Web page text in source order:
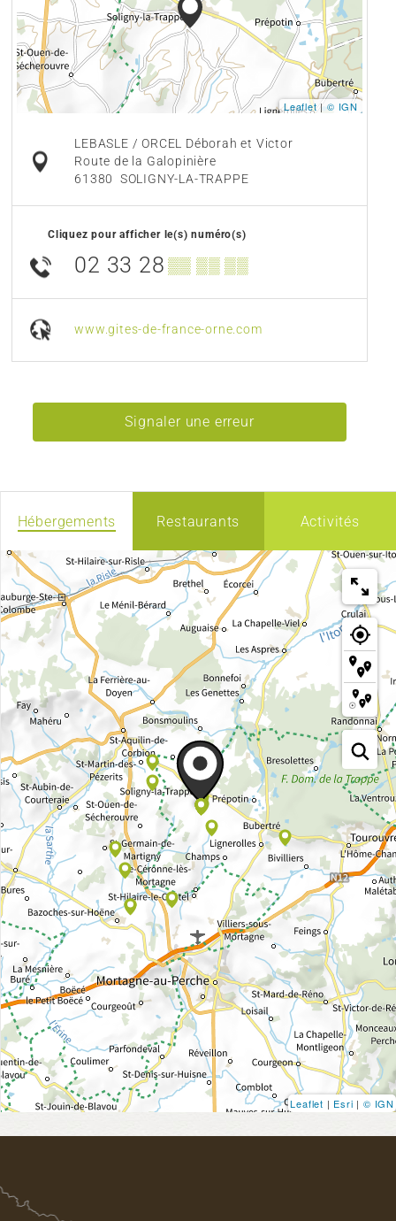
Leaflet | © IGN
LEBASLE / ORCEL Déborah et Victor
Route de la Galopinière
61380 SOLIGNY-LA-TRAPPE
Cliquez pour afficher le(s) numéro(s)
02 33 28 ▒▒ ▒▒ ▒▒
www.gites-de-france-orne.com
Signaler une erreur
Hébergements Restaurants Activités
Leaflet | Esri | © IGN